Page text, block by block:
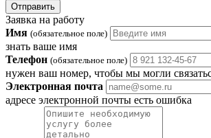
Отправить
Заявка на работу
Имя (обязательное поле)
знать ваше имя
Телефон (обязательное поле)
нужен ваш номер, чтобы мы могли
Электронная почта
адресе электронной почты есть ошибка